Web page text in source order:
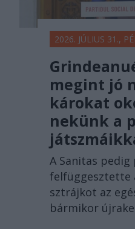
2026. JÚLIUS 31.,
megint jó
károkat
nekünk a
A Sanitas pedig
felfüggesztette
sztrájkot az
bármikor